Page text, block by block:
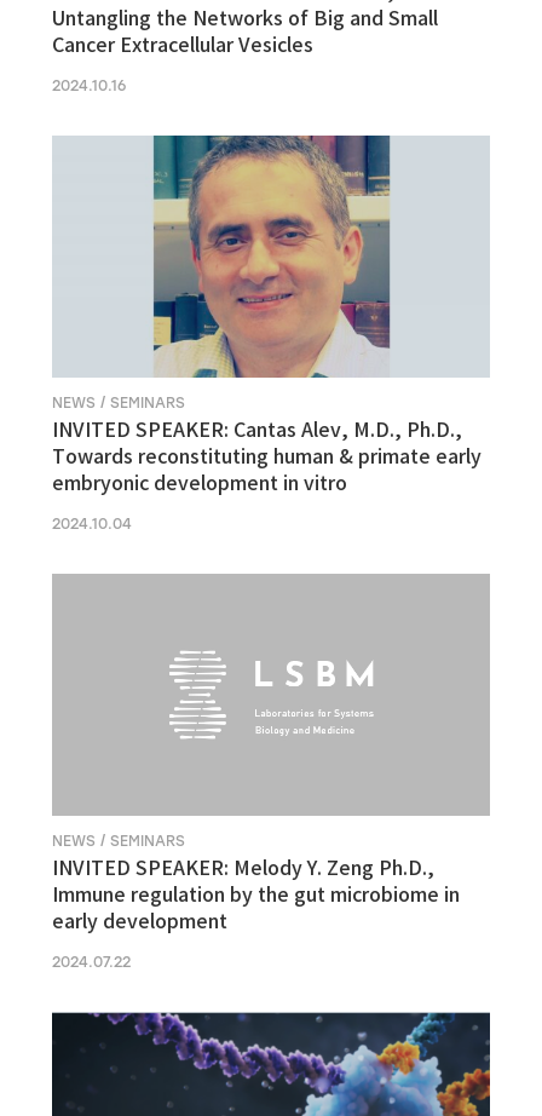
Untangling the Networks of Big and Small
Cancer Extracellular Vesicles
2024.10.16
NEWS / SEMINARS
INVITED SPEAKER: Cantas Alev, M.D., Ph.D.,
Towards reconstituting human & primate early
embryonic development in vitro
2024.10.04
NEWS / SEMINARS
INVITED SPEAKER: Melody Y. Zeng Ph.D.,
Immune regulation by the gut microbiome in
early development
2024.07.22